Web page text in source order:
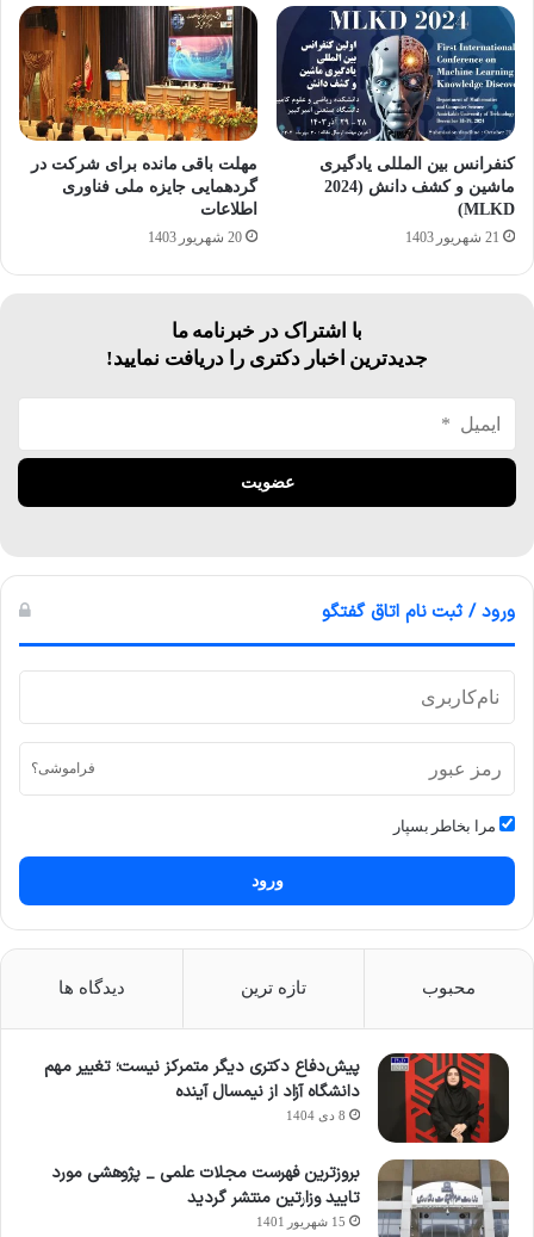
كنفرانس بين المللی يادگيری
ماشين و كشف دانش (2024
MLKD)
21 شهریور 1403
مهلت باقی مانده برای شرکت در
گردهمایی جایزه ملی فناوری
اطلاعات
20 شهریور 1403
با اشتراک در خبرنامه ما
جدیدترین اخبار دکتری را دریافت نمایید!
ورود / ثبت نام اتاق گفتگو
فراموشی؟
مرا بخاطر بسپار
ورود
محبوب تازه ترین دیدگاه ها
پیش‌دفاع دکتری دیگر متمرکز نیست؛ تغییر مهم
دانشگاه آزاد از نیمسال آینده
8 دی 1404
بروزترین فهرست مجلات علمی _ پژوهشی مورد
تایید وزارتین منتشر گردید
15 شهریور 1401